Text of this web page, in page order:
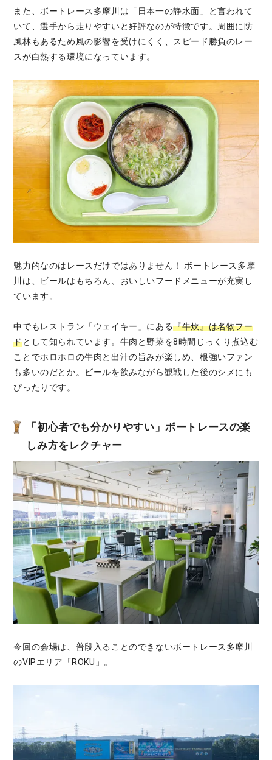
また、ボートレース多摩川は「日本一の静水面」と言われて
いて、選手から走りやすいと好評なのが特徴です。周囲に防
風林もあるため風の影響を受けにくく、スピード勝負のレー
スが白熱する環境になっています。
魅力的なのはレースだけではありません！ ボートレース多摩
川は、ビールはもちろん、おいしいフードメニューが充実し
ています。
中でもレストラン「ウェイキー」にある『牛炊』は名物フー
ドとして知られています。牛肉と野菜を8時間じっくり煮込む
ことでホロホロの牛肉と出汁の旨みが楽しめ、根強いファン
も多いのだとか。ビールを飲みながら観戦した後のシメにも
ぴったりです。
「初心者でも分かりやすい」ボートレースの楽
しみ方をレクチャー
今回の会場は、普段入ることのできないボートレース多摩川
のVIPエリア「ROKU」。